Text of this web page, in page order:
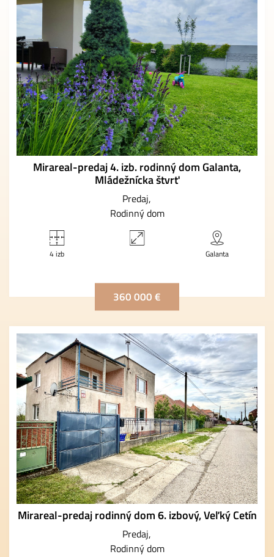
Mirareal-predaj 4. izb. rodinný dom Galanta,
Mládežnícka štvrť
Predaj
Rodinný dom
4 izb Galanta
360 000 €
Mirareal-predaj rodinný dom 6. izbový, Veľký Cetín
Predaj
Rodinný dom